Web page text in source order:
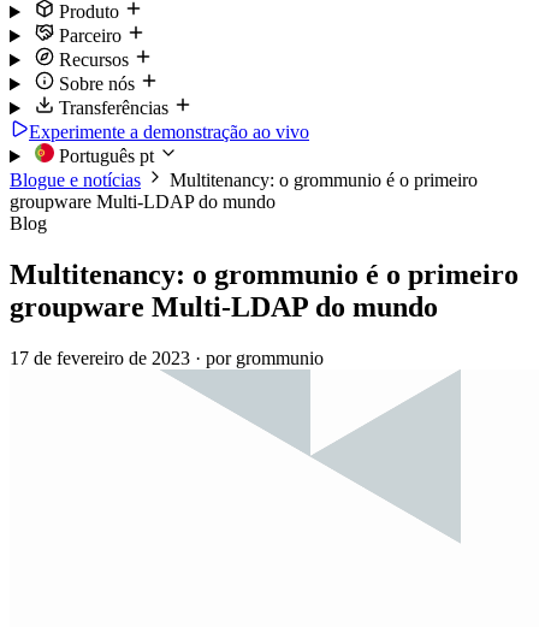
Produto
Parceiro
Recursos
Sobre nós
Transferências
Experimente a demonstração ao vivo
Português pt
Blogue e notícias
Multitenancy: o grommunio é o primeiro
groupware Multi-LDAP do mundo
Blog
Multitenancy: o grommunio é o primeiro
groupware Multi-LDAP do mundo
17 de fevereiro de 2023 · por grommunio